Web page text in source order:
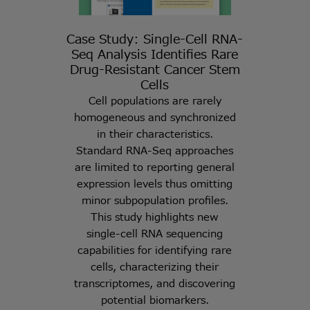
Case Study: Single-Cell RNA-
Seq Analysis Identifies Rare
Drug-Resistant Cancer Stem
Cells
Cell populations are rarely
homogeneous and synchronized
in their characteristics.
Standard RNA-Seq approaches
are limited to reporting general
expression levels thus omitting
minor subpopulation profiles.
This study highlights new
single-cell RNA sequencing
capabilities for identifying rare
cells, characterizing their
transcriptomes, and discovering
potential biomarkers.